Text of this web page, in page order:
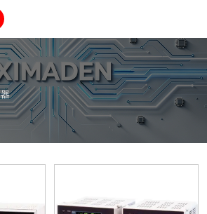
注研发 与制造
态继电器（SSR）、一体化电力调整
服务热线